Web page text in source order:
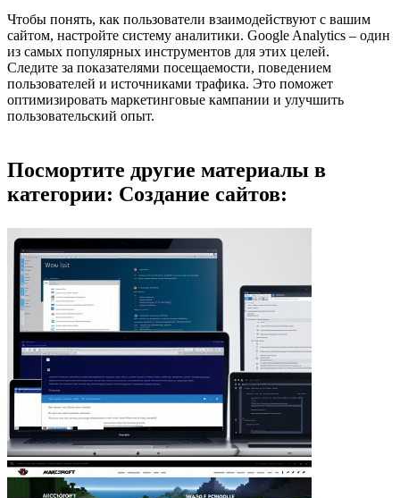
Чтобы понять, как пользователи взаимодействуют с вашим
сайтом, настройте систему аналитики. Google Analytics – один
из самых популярных инструментов для этих целей.
Следите за показателями посещаемости, поведением
пользователей и источниками трафика. Это поможет
оптимизировать маркетинговые кампании и улучшить
пользовательский опыт.
Посмортите другие материалы в
категории: Создание сайтов: